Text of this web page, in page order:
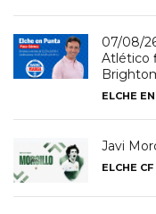
07/08/
Atlético
ELCHE
Javi
ELCHE CF